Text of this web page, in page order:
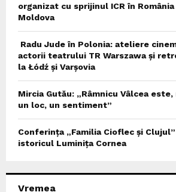
organizat cu sprijinul ICR în
Moldova
Radu Jude în Polonia: ateliere
actorii teatrului TR Warszawa și
la Łódź și Varșovia
Mircia Gutău: „Râmnicu Vâlcea
un loc, un sentiment”
Conferința „Familia Cioflec și
istoricul Luminița Cornea
Vremea